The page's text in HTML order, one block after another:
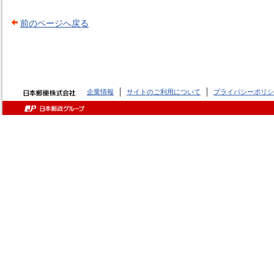
前のページへ戻る
企業情報 サイトのご利用について プライバシーポリ